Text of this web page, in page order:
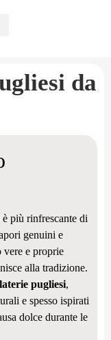
da
più rinfrescante di
genuini e
vere e proprie
alla tradizione.
pugliesi,
e spesso ispirati
dolce durante le